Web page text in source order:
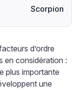
Scorpion
d’ordre
en considération :
plus importante
une